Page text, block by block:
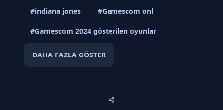
#indiana jones #Gamescom onl
#Gamescom 2024 gösterilen oyunlar
DAHA FAZLA GÖSTER